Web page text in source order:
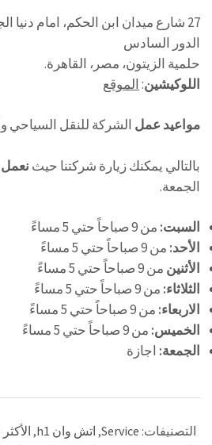
27 شارع ميدان ابن الحكم، امام دنيا
الدور السادس
حلمية الزيتون، مصر، القاهرة.
اللوكيشين: الموقع
مواعيد عمل الشركة للنقل السياحي
بالتالي يمكنك زيارة شركتنا حيث
الجمعة.
السبت: من 9 صباحاً حتي 5 مساءً
الأحد: من 9 صباحاً حتي 5 مساءً
الأثنين من 9 صباحاً حتي 5 مساءً
الثلاثاء: من 9 صباحاً حتي 5 مساءً
الاربعاء: من 9 صباحاً حتي 5 مساءً
الخميس: من 9 صباحاً حتي 5 مساءً
الجمعة: اجازة
التصنيفات: Service
, اتش وان h1 ,